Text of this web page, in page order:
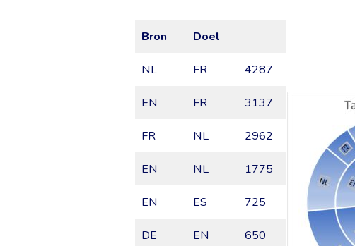
Bron Doel
NL FR 4287
EN FR 3137
FR NL 2962
EN NL 1775
EN ES 725
DE EN 650